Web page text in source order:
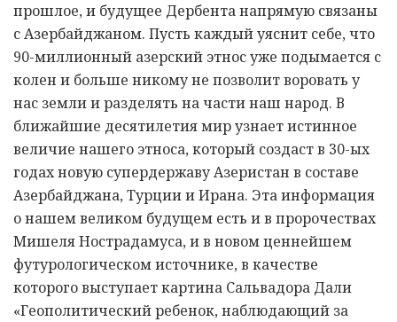
прошлое, и будущее Дербента напрямую связаны
с Азербайджаном. Пусть каждый уяснит себе, что
90-миллионный азерский этнос уже подымается с
колен и больше никому не позволит воровать у
нас земли и разделять на части наш народ. В
ближайшие десятилетия мир узнает истинное
величие нашего этноса, который создаст в 30-ых
годах новую супердержаву Азеристан в составе
Азербайджана, Турции и Ирана. Эта информация
о нашем великом будущем есть и в пророчествах
Мишеля Нострадамуса, и в новом ценнейшем
футурологическом источнике, в качестве
которого выступает картина Сальвадора Дали
«Геополитический ребенок, наблюдающий за